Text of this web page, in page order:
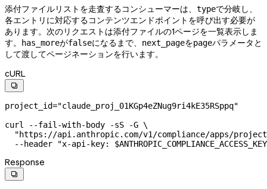
添付ファイルリストを走査するコンシューマーは、 typeで分岐し、
各エントリに対応するコンテンツエンドポイントを呼び出す必要が
あります。次のリクエストは添付ファイルの1ページを一覧表示しま
す。
has_moreがfalseになるまで、 next_pageをpageパラメータと
して渡してページネーションを行います。
cURL

project_id="claude_proj_01KGp4eZNug9ri4kE35RSppq"
curl
--fail-with-body -sS -G \
"https://api.anthropic.com/v1/compliance/apps/
  --header
"x-api-key: $ANTHROPIC_COMPLIANCE_ACCESS_KEY
Response
